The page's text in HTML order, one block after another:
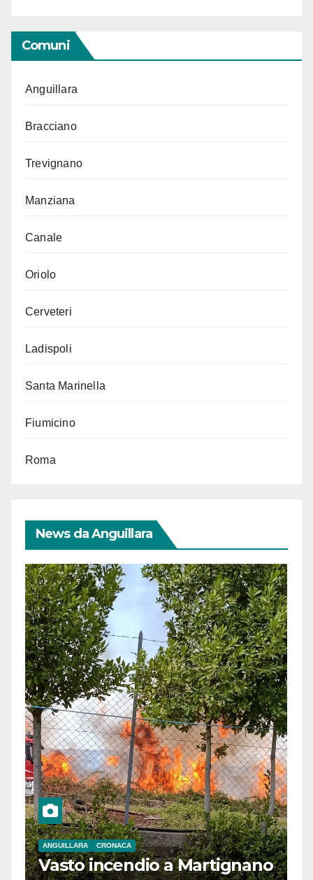
Comuni
Anguillara
Bracciano
Trevignano
Manziana
Canale
Oriolo
Cerveteri
Ladispoli
Santa Marinella
Fiumicino
Roma
News da Anguillara
ANGUILLARA CRONACA
Vasto incendio a Martignano